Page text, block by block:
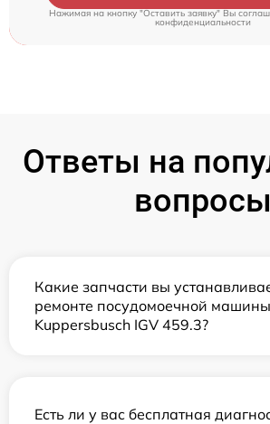
Нажимая на кнопку "Оставить заявку" Вы
конфиденциальности
Ответы на
вопросы
Какие запчасти вы
ремонте посудомоечной машины
Kuppersbusch IGV 459.3?
Есть ли у вас бесплатная